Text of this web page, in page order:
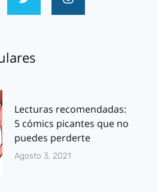
Lecturas recomendadas:
5 cómics picantes que no
puedes perderte
Agosto 3, 2021